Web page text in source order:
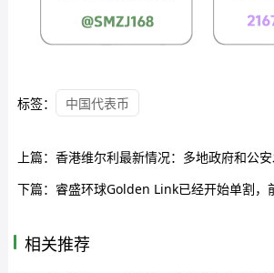
标签： 中国代表币
上篇： 香港维尔利最新情况：多地政府和公安发布香港维尔利
下篇： 睿盛环球Golden Link已经开始单割，前身是博瑞
相关推荐